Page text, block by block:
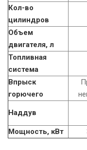
Кол-во
цилиндров
Объем
двигателя, л
Топливная
система
Впрыск
горючего
Наддув
Мощность, кВт